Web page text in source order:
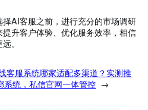
AI客服之前，进行充分的市场调研
升客户体验、优化服务效率，相信
。
客服系统哪家适配多渠道？实测推
系统，私信官网一体管控 →